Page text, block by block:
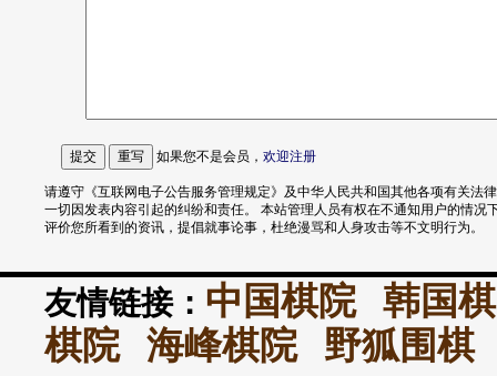
如果您不是会员， 欢迎注册
请遵守《互联网电子公告服务管理规定》及中华人民共和国其他各项有关法
一切因发表内容引起的纠纷和责任。 本站管理人员有权在不通知用户的情况
评价您所看到的资讯，提倡就事论事，杜绝漫骂和人身攻击等不文明行为。
友情链接： 中国棋院
韩国
棋院
海峰棋院 野狐围棋